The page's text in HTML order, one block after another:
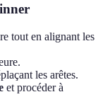
tout en alignant les
les arêtes.
et procéder à